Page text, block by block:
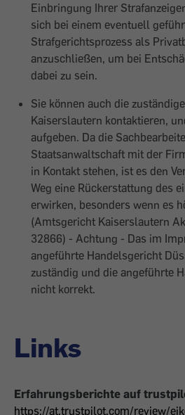
Einbringung Ihrer
sich bei einem eventuell
Strafgerichtsprozess als
anzuschließen, um bei
dabei zu sein.
Sie können auch die
Kaiserslautern kontaktieren,
aufgeben. Da die
Staatsanwaltschaft mit der
in Kontakt stehen, ist es den
Weg eine Rückerstattung des
erwirken, besonders wenn es
(Amtsgericht Kaiserslautern
32866) - Achtung - Das im
angeführte Handelsgericht
zuständig und die angeführte
nicht korrekt.
Links
Erfahrungsberichte auf
https://at.trustpilot.com/review/